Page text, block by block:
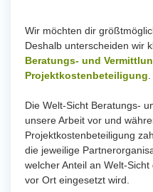
Wir möchten dir
Deshalb unterscheiden wir
Beratungs- und
Projektkostenbeteiligung
Die Welt-Sicht Beratungs-
unsere Arbeit vor und
Projektkostenbeteiligung
die jeweilige
welcher Anteil an Welt-
vor Ort eingesetzt wird.